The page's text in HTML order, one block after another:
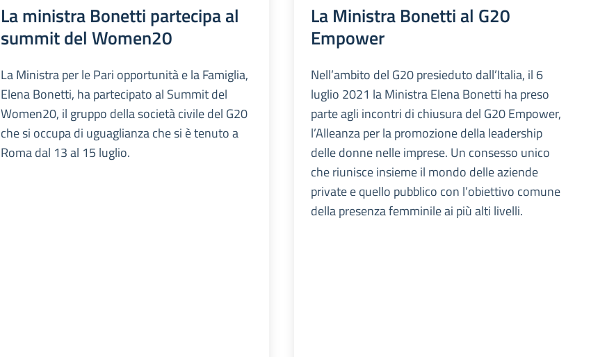
La ministra Bonetti partecipa al
summit del Women20
La Ministra per le Pari opportunità e la Famiglia,
Elena Bonetti, ha partecipato al Summit del
Women20, il gruppo della società civile del G20
che si occupa di uguaglianza che si è tenuto a
Roma dal 13 al 15 luglio.
La Ministra Bonetti al G20
Empower
Nell’ambito del G20 presieduto dall’Italia, il 6
luglio 2021 la Ministra Elena Bonetti ha preso
parte agli incontri di chiusura del G20 Empower,
l’Alleanza per la promozione della leadership
delle donne nelle imprese. Un consesso unico
che riunisce insieme il mondo delle aziende
private e quello pubblico con l’obiettivo comune
della presenza femminile ai più alti livelli.